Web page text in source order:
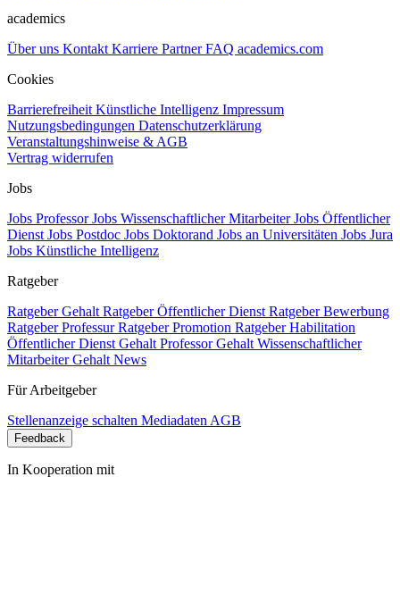
academics
Über uns Kontakt Karriere PartnerFAQ academics.com
Cookies
Barrierefreiheit Künstliche Intelligenz Impressum
Nutzungsbedingungen Datenschutzerklärung
Veranstaltungshinweise & AGB
Vertrag widerrufen
Jobs
Jobs ProfessorJobs Wissenschaftlicher MitarbeiterJobs Öffentlicher
Dienst Jobs Postdoc Jobs Doktorand Jobs an Universitäten Jobs Jura
Jobs Künstliche Intelligenz
Ratgeber
Ratgeber Gehalt Ratgeber Öffentlicher Dienst Ratgeber Bewerbung
Ratgeber ProfessurRatgeber Promotion Ratgeber Habilitation
Öffentlicher Dienst Gehalt Professor Gehalt Wissenschaftlicher
Mitarbeiter Gehalt News
Für Arbeitgeber
Stellenanzeige schalten Mediadaten AGB
Feedback
In Kooperation mit